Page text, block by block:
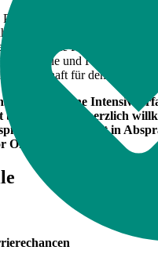
zum Beispiel in
und (Kinder-)
ausgebildete Pflegefachkraft
Empathie und Freude an
für den
ohne Intensiv-
du bei uns herzlich
ist jederzeit in
Ort möglich!